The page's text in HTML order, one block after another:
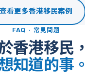
查看更多香港移民案例
FAQ · 常見問題
香港移民，
知道的事。